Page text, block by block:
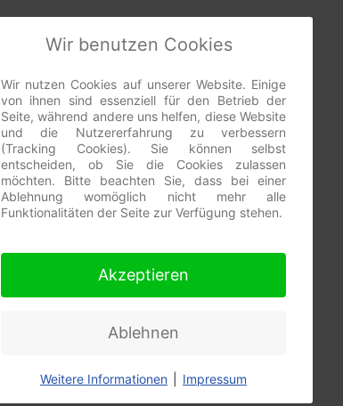
Wir benutzen Cookies
Wir nutzen Cookies auf unserer Website. Einige
von ihnen sind essenziell für den Betrieb der
Seite, während andere uns helfen, diese Website
und die Nutzererfahrung zu verbessern
(Tracking Cookies). Sie können selbst
entscheiden, ob Sie die Cookies zulassen
möchten. Bitte beachten Sie, dass bei einer
Ablehnung womöglich nicht mehr alle
Funktionalitäten der Seite zur Verfügung stehen.
Akzeptieren
Ablehnen
Weitere Informationen Impressum